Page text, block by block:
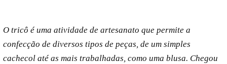
O tricô é uma atividade de artesanato que permite a
confecção de diversos tipos de peças, de um simples
cachecol até as mais trabalhadas, como uma blusa. Chegou